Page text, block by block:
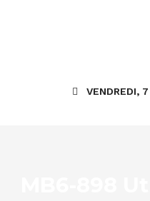
VENDREDI,